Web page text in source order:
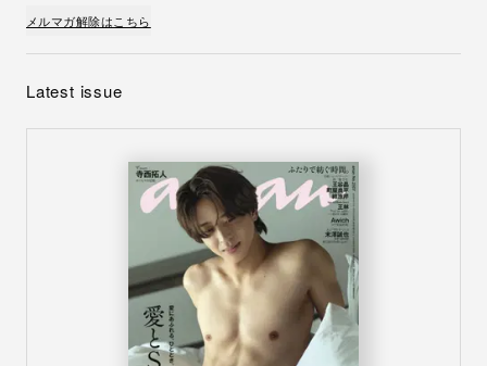
メルマガ解除はこちら
Latest issue